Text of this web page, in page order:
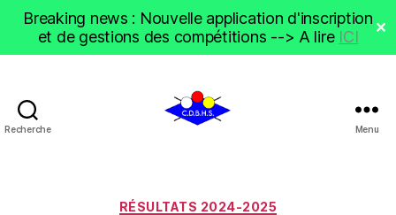
Breaking news : Nouvelle application d'inscription
et de gestions des compétitions --> A lire ICI ✕
Recherche Menu
Catégories
RÉSULTATS 2024-2025